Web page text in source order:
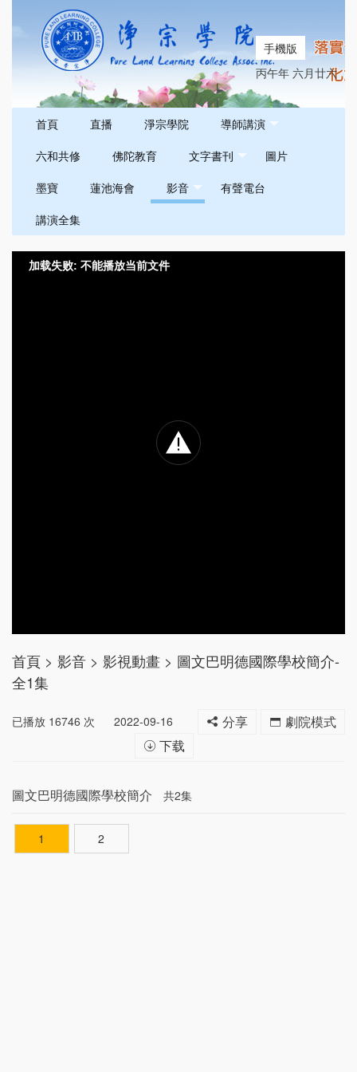
手機版
丙午年 六月廿六
首頁 直播 淨宗學院
導師講演
六和共修
佛陀教育 文字書刊
圖片
墨寶
蓮池海會 影音
有聲電台
講演全集
加载失败: 不能播放当前文件
首頁 > 影音 > 影視動畫 > 圖文巴明德國際學校簡介-
全1集
已播放 16746 次 2022-09-16 劇院模式
分享
下载
圖文巴明德國際學校簡介 共2集
1 2